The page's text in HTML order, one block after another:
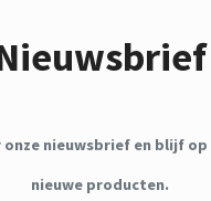
nieuwsbrief en blijf
nieuwe producten.